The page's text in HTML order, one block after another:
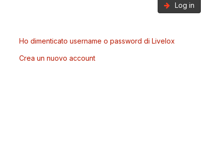
Log in
Ho dimenticato username o password di Livelox
Crea un nuovo account